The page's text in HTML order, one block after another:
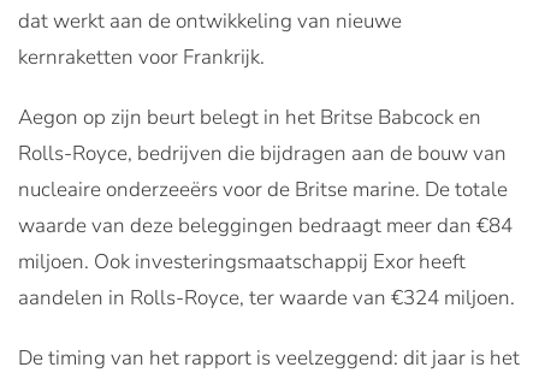
dat werkt aan de ontwikkeling van nieuwe
kernraketten voor Frankrijk.
Aegon op zijn beurt belegt in het Britse Babcock en
Rolls-Royce, bedrijven die bijdragen aan de bouw van
nucleaire onderzeeërs voor de Britse marine. De totale
waarde van deze beleggingen bedraagt meer dan €84
miljoen. Ook investeringsmaatschappij Exor heeft
aandelen in Rolls-Royce, ter waarde van €324 miljoen.
De timing van het rapport is veelzeggend: dit jaar is het